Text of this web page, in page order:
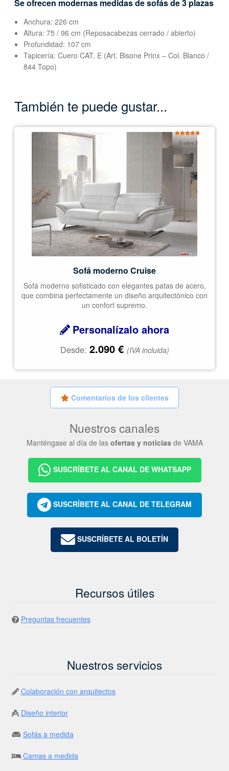
Se ofrecen modernas medidas de sofás de 3 plazas
Anchura: 226 cm
Altura: 75 / 96 cm (Reposacabezas cerrado / abierto)
Profundidad: 107 cm
Tapicería: Cuero CAT. E (Art. Bisone Prinx – Col. Blanco /
844 Topo)
También te puede gustar...
5 sobre 5
Sofá moderno Cruise
Sofá moderno sofisticado con elegantes patas de acero,
que combina perfectamente un diseño arquitectónico con
un confort supremo.
Personalízalo ahora
Desde: 2.090 € (IVA incluida)
Comentarios de los clientes
Nuestros canales
Manténgase al día de las ofertas y noticiasde VAMA
SUSCRÍBETE AL CANAL DE WHATSAPP
SUSCRÍBETE AL CANAL DE TELEGRAM
SUSCRÍBETE AL BOLETÍN
Recursos útiles
Preguntas frecuentes
Nuestros servicios
Colaboración con arquitectos
Diseño interior
Sofás a medida
Camas a medida